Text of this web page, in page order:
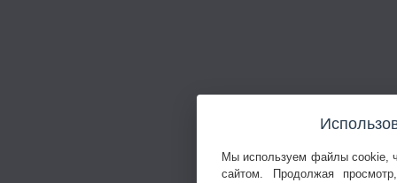
Мы используем файлы cookie,
сайтом. Продолжая